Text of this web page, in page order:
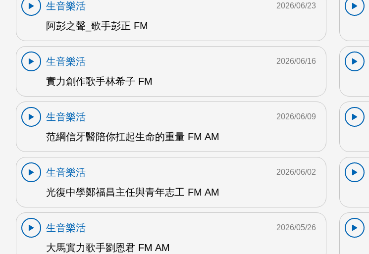
生音樂活
阿彭之聲_歌手彭正 FM
2026/06/23
生音樂活
實力創作歌手林希子 FM
2026/06/16
生音樂活
范綱信牙醫陪你扛起生命的重量 FM AM
2026/06/09
生音樂活
光復中學鄭福昌主任與青年志工 FM AM
2026/06/02
生音樂活
大馬實力歌手劉恩君 FM AM
2026/05/26